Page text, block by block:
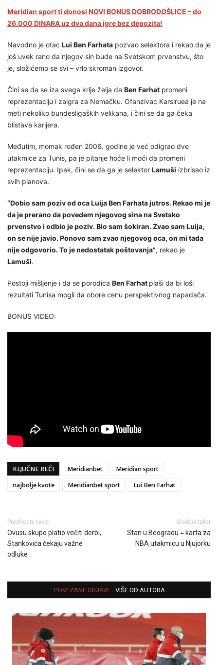
Meridian sport ti donosi NOVI BONUS DOBRODOŠLICE – do
26.000 DINARA uz dva dana igre bez depozita!
Navodno je otac Lui Ben Farhata pozvao selektora i rekao da je
još uvek rano da njegov sin bude na Svetskom prvenstvu, što
je, složićemo se svi – vrlo skroman izgovor.
Čini se da se iza svega krije želja da Ben Farhat promeni
reprezentaciju i zaigra za Nemačku. Ofanzivac Karslruea je na
meti nekoliko bundesligaških velikana, i čini se da ga čeka
blistava karijera.
Međutim, momak rođen 2006. godine je već odigrao dve
utakmice za Tunis, pa je pitanje hoće li moći da promeni
reprezentaciju. Ipak, čini se da ga je selektor Lamuši izbrisao iz
svih planova.
“Dobio sam poziv od oca Luija Ben Farhata jutros. Rekao mi je
da je prerano da povedem njegovog sina na Svetsko
prvenstvo i odbio je poziv. Bio sam šokiran. Zvao sam Luija,
on se nije javio. Ponovo sam zvao njegovog oca, on mi tada
nije odgovorio. To je nedostatak poštovanja”, rekao je
Lamuši.
Postoji mišljenje i da se porodica Ben Farhat plaši da bi loši
rezultati Tunisa mogli da obore cenu perspektivnog napadača.
BONUS VIDEO:
KLJUČNE REČI Meridianbet
Meridian sport
najbolje kvote
Meridianbet sport Lui Ben Farhat
Predhodni tekst
Ovusu skupo platio večiti derbi,
Stankovića čekaju važne
odluke
Sledeći tekst
Stan u Beogradu = karta za
NBA utakmicu u Njujorku
POVEZANE OBJAVE VIŠE OD AUTORA